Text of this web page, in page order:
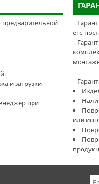
предварительной
и загрузки
при
его
или